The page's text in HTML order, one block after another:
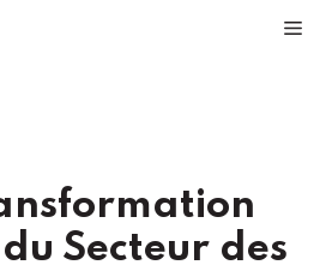
Secteur des